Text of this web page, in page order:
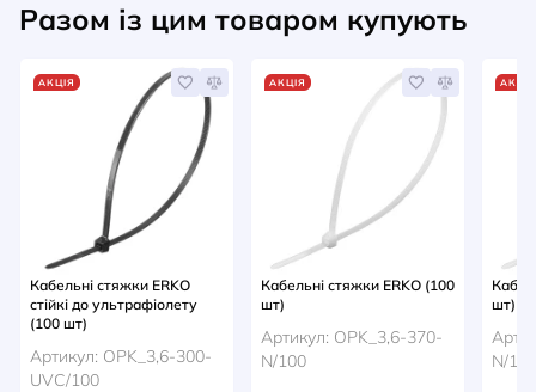
Разом із цим товаром купують
АКЦІЯ
Кабельні стяжки ERKO
стійкі до ультрафіолету
(100 шт)
Артикул: OPK_3,6-300-
UVC/100
АКЦІЯ
Кабельні стяжки ERKO (100
шт)
Артикул: OPK_3,6-370-
N/100
АКЦІЯ
шт)
N/100